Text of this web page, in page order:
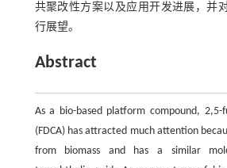
共聚改性方案以及应用开发进展，并
行展望。
Abstract
As a bio-based platform compound, 2,5-
(FDCA) has attracted much attention
from biomass and has a similar